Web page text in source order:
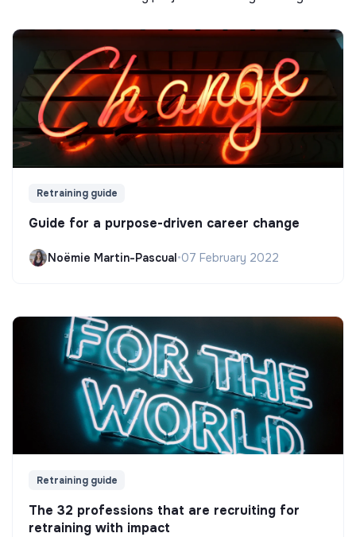
Retraining guide
Guide for a purpose-driven career change
Noëmie Martin-Pascual•07 February 2022
Retraining guide
The 32 professions that are recruiting for
retraining with impact